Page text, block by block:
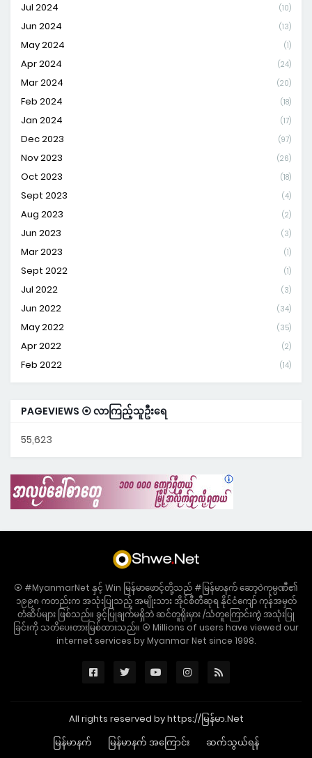
Jul 2024 (10)
Jun 2024 (13)
May 2024 (1)
Apr 2024 (24)
Mar 2024 (20)
Feb 2024 (18)
Jan 2024 (17)
Dec 2023 (97)
Nov 2023 (26)
Oct 2023 (18)
Sept 2023 (4)
Aug 2023 (2)
Jun 2023 (3)
Mar 2023 (1)
Sept 2022 (1)
Jul 2022 (3)
Jun 2022 (34)
May 2022 (35)
Apr 2022 (2)
Feb 2022 (14)
PAGEVIEWS ⦿ လာကြည့်သူဦးရေ
55,623
⦿ #MyanmarNet နှင့် Win မြန်မာဖောင့်တို့သည် #မြန်မာနက် ဆော့ဝဲကုမ္ပဏီ၏
၁၉၉၈ ကတည်းက အသုံးပြုသည့် အမျိုးသား အိုင်စီတီဆုရ နိုင်ငံကျော် ကုန်အမှတ်
တံဆိပ်များ ဖြစ်သည်။ ခွင့်ပြုချက်မရှိဘဲ ဆင်တူရိုးမှား /သံတူကြောင်းကွဲ အသုံးပြု
ခြင်းကို သတိပေးတားမြစ်ထားသည်။ ⦿ Millions of users have viewed our
internet services by Myanmar Net since 1998.
All rights reserved by https://မြန်မာ.Net
မြန်မာနက်
မြန်မာနက် အကြောင်း ဆက်သွယ်ရန်